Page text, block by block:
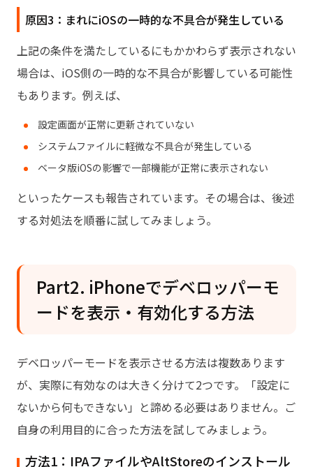
原因3：まれにiOSの一時的な不具合が発生している
上記の条件を満たしているにもかかわらず表示されない
場合は、iOS側の一時的な不具合が影響している可能性
もあります。例えば、
設定画面が正常に更新されていない
システムファイルに軽微な不具合が発生している
ベータ版iOSの影響で一部機能が正常に表示されない
といったケースも報告されています。その場合は、後述
する対処法を順番に試してみましょう。
Part2. iPhoneでデベロッパーモ
ードを表示・有効化する方法
デベロッパーモードを表示させる方法は複数あります
が、実際に有効なのは大きく分けて2つです。「設定に
ないから何もできない」と諦める必要はありません。ご
自身の利用目的に合った方法を試してみましょう。
方法1：IPAファイルやAltStoreのインストール